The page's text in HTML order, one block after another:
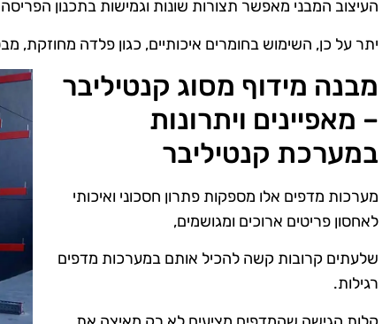
העיצוב המבני מאפשר תצורות שונות וגמישות בתכנון
יתר על כן, השימוש בחומרים איכותיים, כגון פלדה מחוזקת,
מבנה מידוף מסוג קנטיליבר
– מאפיינים ויתרונות
במערכת קנטיליבר
מערכות מדפים אלו מספקות פתרון חסכוני ואיכותי
לאחסון פריטים ארוכים ומגושמים,
שלעתים קרובות קשה להכיל אותם במערכות מדפים
רגילות.